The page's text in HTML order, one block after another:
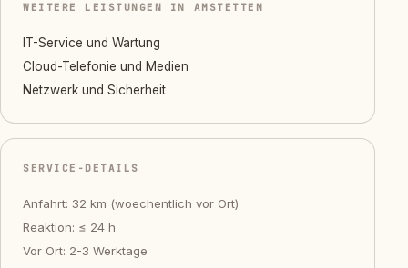
WEITERE LEISTUNGEN IN AMSTETTEN
IT-Service und Wartung
Cloud-Telefonie und Medien
Netzwerk und Sicherheit
SERVICE-DETAILS
Anfahrt: 32 km (woechentlich vor Ort)
Reaktion: ≤ 24 h
Vor Ort: 2-3 Werktage